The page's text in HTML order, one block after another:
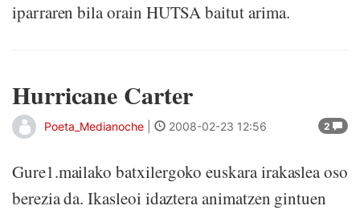
iparraren bila orain HUTSA baitut arima.
Hurricane Carter
2
Poeta_Medianoche 2008-02-23 12:56
Gure1.mailako batxilergoko euskara irakaslea oso
berezia da. Ikasleoi idaztera animatzen gintuen